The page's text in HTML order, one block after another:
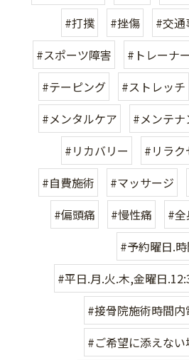
#打撲
#挫傷 #交通
#スポーツ障害
#トレーナ
#テーピング
#ストレッチ
#メンタルケア
#メンテナ
#リカバリー
#リラク
#自費施術
#マッサージ
#偏頭痛
#慢性痛
#全
#予約曜日.
#平日.月.火.木,金曜日
#接骨院施術時間内
#ご希望に添えない